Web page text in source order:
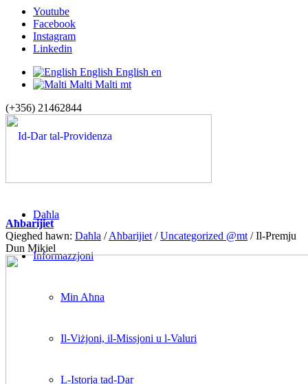
Youtube
Facebook
Instagram
Linkedin
English English en
Malti Malti mt
(+356) 21462844
Daħla
Informazzjoni
Min Aħna
Il-Viżjoni, il-Missjoni u l-Valuri
L-Istorja tad-Dar
Aħbarijiet
Qiegħed hawn: Daħla / Aħbarijiet / Uncategorized @mt / Il-Premju
Dun Mikiel